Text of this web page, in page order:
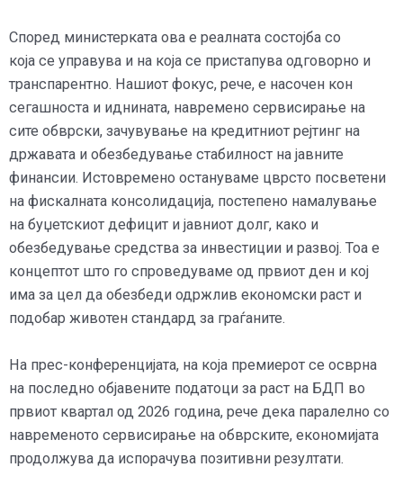
Според министерката ова е реалната состојба со
која се управува и на која се пристапува одговорно и
транспарентно. Нашиот фокус, рече, е насочен кон
сегашноста и иднината, навремено сервисирање на
сите обврски, зачувување на кредитниот рејтинг на
државата и обезбедување стабилност на јавните
финансии. Истовремено остануваме цврсто посветени
на фискалната консолидација, постепено намалување
на буџетскиот дефицит и јавниот долг, како и
обезбедување средства за инвестиции и развој. Тоа е
концептот што го спроведуваме од првиот ден и кој
има за цел да обезбеди одржлив економски раст и
подобар животен стандард за граѓаните.
На прес-конференцијата, на која премиерот се осврна
на последно објавените податоци за раст на БДП во
првиот квартал од 2026 година, рече дека паралелно со
навременото сервисирање на обврските, економијата
продолжува да испорачува позитивни резултати.